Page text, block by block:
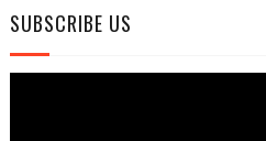
SUBSCRIBE US